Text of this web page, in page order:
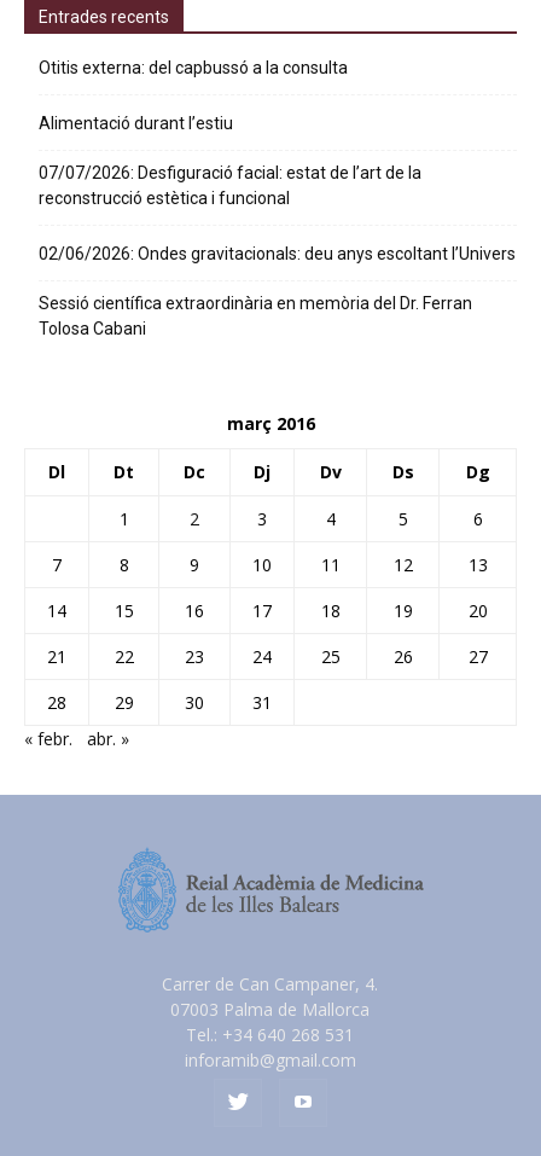
Entrades recents
Otitis externa: del capbussó a la consulta
Alimentació durant l’estiu
07/07/2026: Desfiguració facial: estat de l’art de la
reconstrucció estètica i funcional
02/06/2026: Ondes gravitacionals: deu anys escoltant l’Univers
Sessió científica extraordinària en memòria del Dr. Ferran
Tolosa Cabani
març 2016
Dl Dt Dc Dj Dv Ds Dg
1 2 3 4 5
6
7
8 9 10 11 12
13
14
15 16 17 18 19
20
21
22 23 24 25 26
27
28
29 30
31
« febr.
abr. »
Carrer de Can Campaner, 4.
07003 Palma de Mallorca
Tel.: +34 640 268 531
inforamib@gmail.com